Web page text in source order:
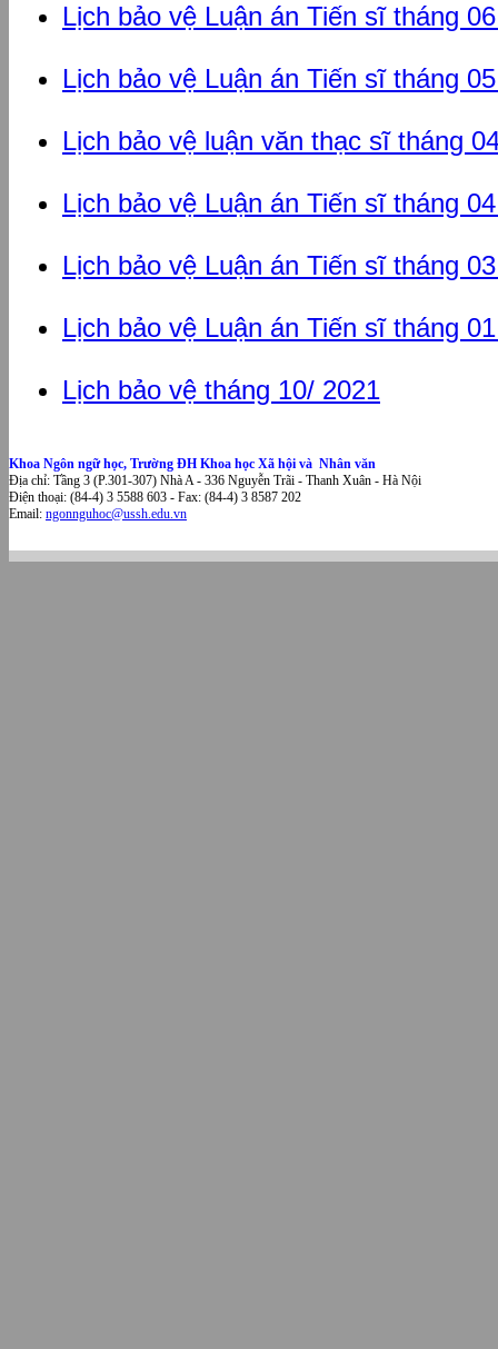
Lịch bảo vệ Luận án Tiến sĩ tháng
Lịch bảo vệ Luận án Tiến sĩ tháng
Lịch bảo vệ luận văn thạc sĩ tháng
Lịch bảo vệ Luận án Tiến sĩ tháng
Lịch bảo vệ Luận án Tiến sĩ tháng
Lịch bảo vệ Luận án Tiến sĩ tháng
Lịch bảo vệ tháng 10/ 2021
Khoa Ngôn ngữ học, Trường ĐH Khoa học Xã hội và Nhân văn
Địa chỉ: Tầng 3 (P.301-307) Nhà A - 336 Nguyễn Trãi - Thanh Xuân - Hà Nội
Điện thoại: (84-4) 3 5588 603 - Fax: (84-4) 3 8587 202
Email: ngonnguhoc@ussh.edu.vn